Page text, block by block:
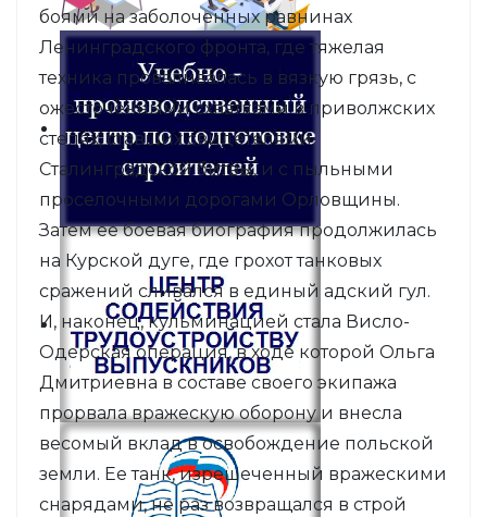
боями на заболоченных равнинах
Ленинградского фронта, где тяжелая
техника проваливалась в вязкую грязь, с
ожесточенными схватками в приволжских
степях, ставших свидетелями
Сталинградской битвы, и с пыльными
проселочными дорогами Орловщины.
Затем ее боевая биография продолжилась
на Курской дуге, где грохот танковых
сражений сливался в единый адский гул.
И, наконец, кульминацией стала Висло-
Одерская операция, в ходе которой Ольга
Дмитриевна в составе своего экипажа
прорвала вражескую оборону и внесла
весомый вклад в освобождение польской
земли. Ее танк, изрешеченный вражескими
снарядами, не раз возвращался в строй